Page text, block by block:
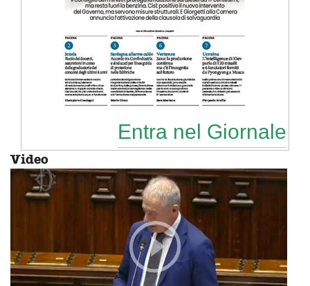
Entra nel Giornale
Video